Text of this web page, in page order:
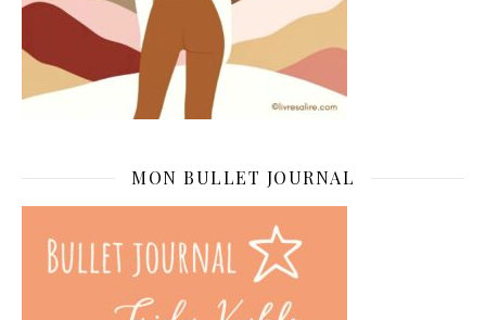
MON BULLET JOURNAL